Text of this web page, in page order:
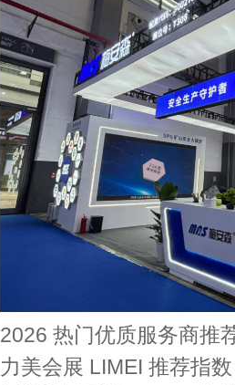
2026 热门优质服务商推
力美会展 LIMEI 推荐